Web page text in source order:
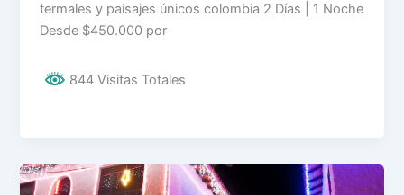
termales y paisajes únicos colombia 2 Días | 1 Noche
Desde $450.000 por
844 Visitas Totales